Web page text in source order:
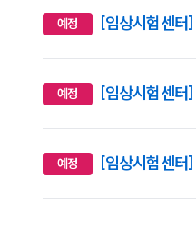
예정 [임상시험센터]
예정 [임상시험센터]
예정 [임상시험센터]